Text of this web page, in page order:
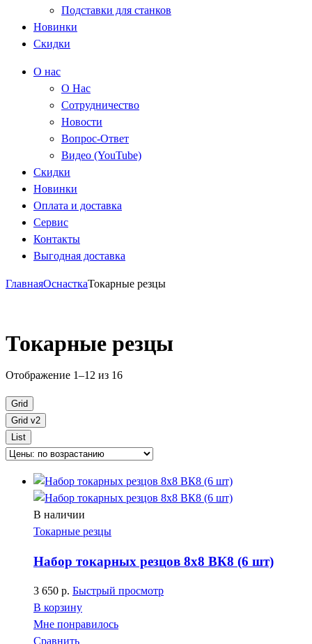
Подставки для станков
Новинки
Скидки
О нас
О Нас
Сотрудничество
Новости
Вопрос-Ответ
Видео (YouTube)
Скидки
Новинки
Оплата и доставка
Сервис
Контакты
Выгодная доставка
ГлавнаяОснасткаТокарные резцы
Токарные резцы
Отображение 1–12 из 16
Grid
Grid v2
List
В наличии
Токарные резцы
Набор токарных резцов 8х8 ВК8 (6 шт)
3 650 р. Быстрый просмотр
В корзину
Мне понравилось
Сравнить